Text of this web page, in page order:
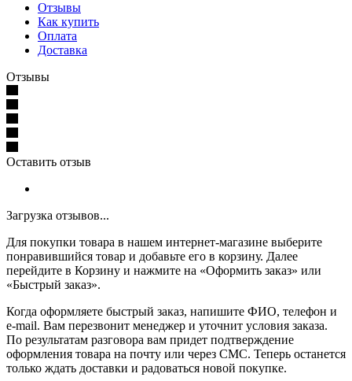
Отзывы
Как купить
Оплата
Доставка
Отзывы
Оставить отзыв
Загрузка отзывов...
Для покупки товара в нашем интернет-магазине выберите
понравившийся товар и добавьте его в корзину. Далее
перейдите в Корзину и нажмите на «Оформить заказ» или
«Быстрый заказ».
Когда оформляете быстрый заказ, напишите ФИО, телефон и
e-mail. Вам перезвонит менеджер и уточнит условия заказа.
По результатам разговора вам придет подтверждение
оформления товара на почту или через СМС. Теперь останется
только ждать доставки и радоваться новой покупке.